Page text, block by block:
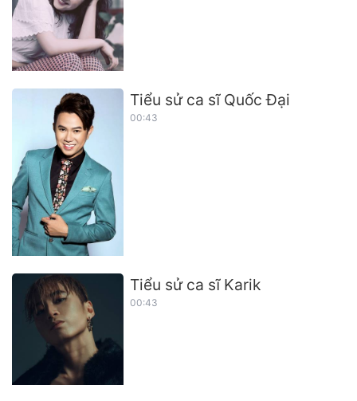
Tiểu sử ca sĩ Quốc Đại
00:43
Tiểu sử ca sĩ Karik
00:43